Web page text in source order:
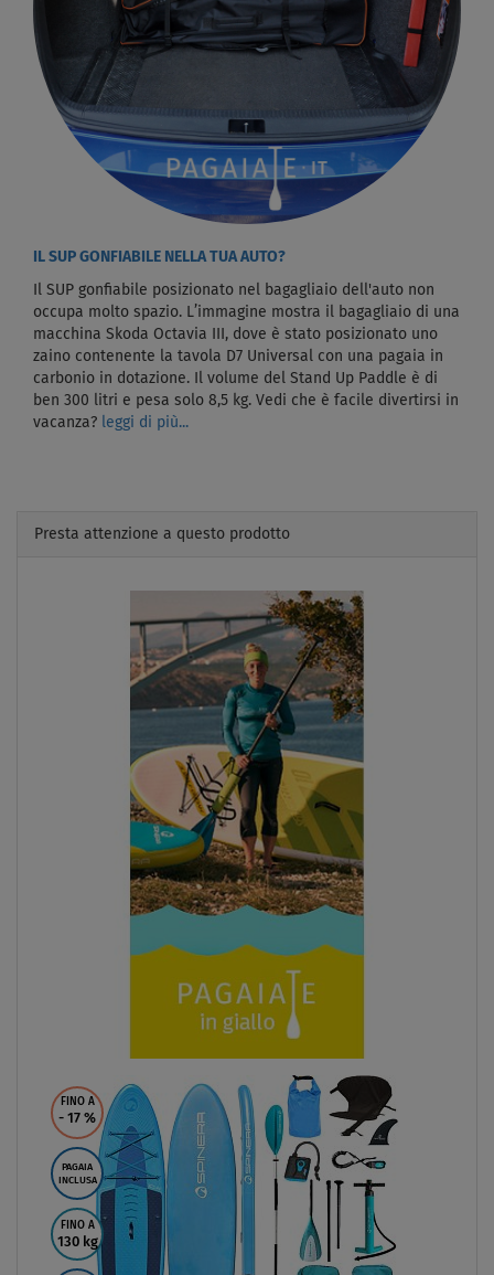
IL SUP GONFIABILE NELLA TUA AUTO?
Il SUP gonfiabile posizionato nel bagagliaio dell'auto non
occupa molto spazio. L’immagine mostra il bagagliaio di una
macchina Skoda Octavia III, dove è stato posizionato uno
zaino contenente la tavola D7 Universal con una pagaia in
carbonio in dotazione. Il volume del Stand Up Paddle è di
ben 300 litri e pesa solo 8,5 kg. Vedi che è facile divertirsi in
vacanza?
leggi di più...
Presta attenzione a questo prodotto
FINO A
- 17 %
PAGAIA
INCLUSA
FINO A
130 kg